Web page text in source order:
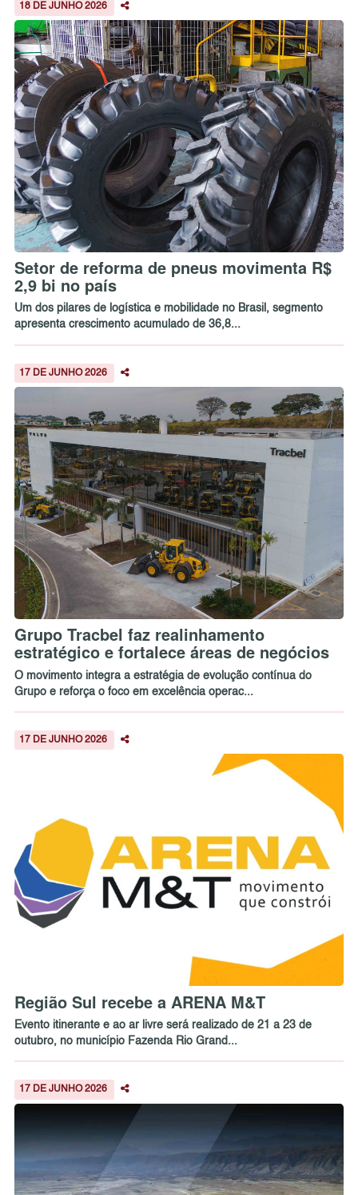
18 DE JUNHO 2026
Setor de reforma de pneus movimenta R$
2,9 bi no país
Um dos pilares de logística e mobilidade no Brasil, segmento
apresenta crescimento acumulado de 36,8...
17 DE JUNHO 2026
Grupo Tracbel faz realinhamento
estratégico e fortalece áreas de negócios
O movimento integra a estratégia de evolução contínua do
Grupo e reforça o foco em excelência operac...
17 DE JUNHO 2026
Região Sul recebe a ARENA M&T
Evento itinerante e ao ar livre será realizado de 21 a 23 de
outubro, no município Fazenda Rio Grand...
17 DE JUNHO 2026